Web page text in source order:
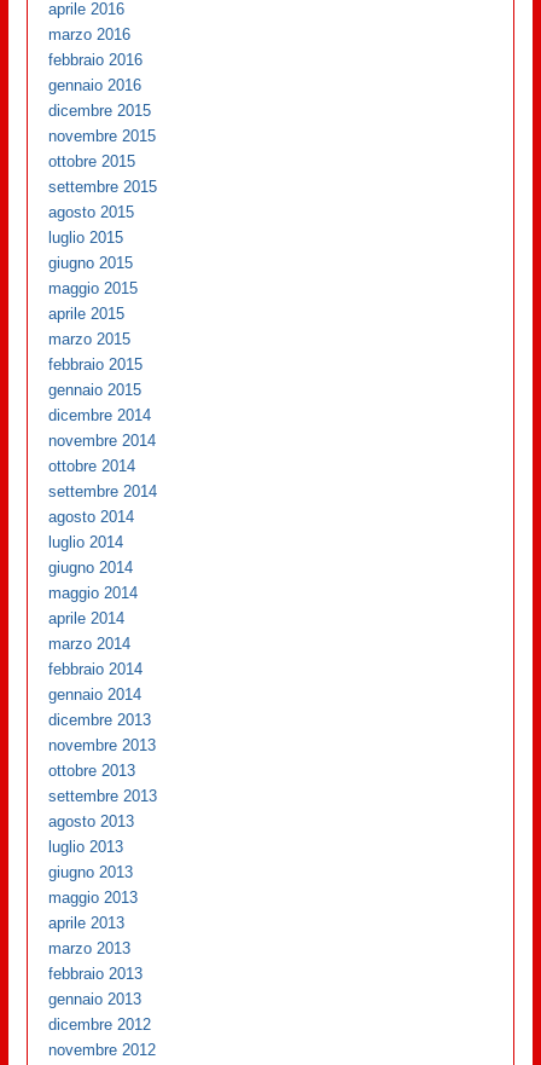
aprile 2016
marzo 2016
febbraio 2016
gennaio 2016
dicembre 2015
novembre 2015
ottobre 2015
settembre 2015
agosto 2015
luglio 2015
giugno 2015
maggio 2015
aprile 2015
marzo 2015
febbraio 2015
gennaio 2015
dicembre 2014
novembre 2014
ottobre 2014
settembre 2014
agosto 2014
luglio 2014
giugno 2014
maggio 2014
aprile 2014
marzo 2014
febbraio 2014
gennaio 2014
dicembre 2013
novembre 2013
ottobre 2013
settembre 2013
agosto 2013
luglio 2013
giugno 2013
maggio 2013
aprile 2013
marzo 2013
febbraio 2013
gennaio 2013
dicembre 2012
novembre 2012